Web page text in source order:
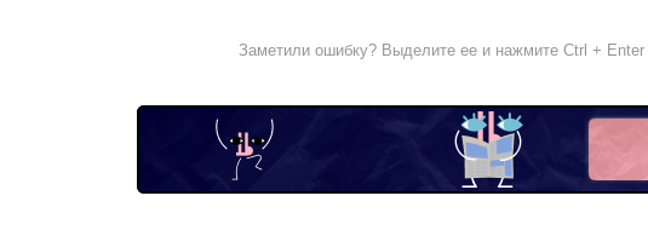
Заметили ошибку? Выделите ее и нажмите Ctrl + Enter